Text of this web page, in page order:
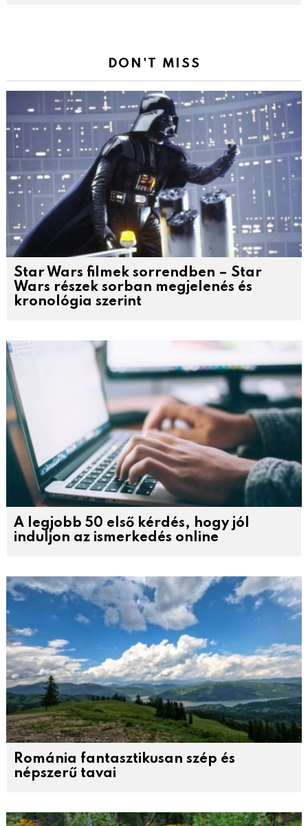
DON'T MISS
Star Wars filmek sorrendben – Star
Wars részek sorban megjelenés és
kronológia szerint
A legjobb 50 első kérdés, hogy jól
induljon az ismerkedés online
Románia fantasztikusan szép és
népszerű tavai